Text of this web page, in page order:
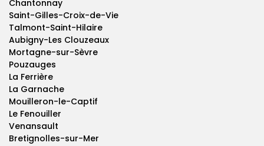
Chantonnay
Saint-Gilles-Croix-de-Vie
Talmont-Saint-Hilaire
Aubigny-Les Clouzeaux
Mortagne-sur-Sèvre
Pouzauges
La Ferrière
La Garnache
Mouilleron-le-Captif
Le Fenouiller
Venansault
Bretignolles-sur-Mer